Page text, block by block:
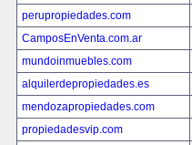
perupropiedades.com
CamposEnVenta.com.ar
mundoinmuebles.com
alquilerdepropiedades.es
mendozapropiedades.com
propiedadesvip.com